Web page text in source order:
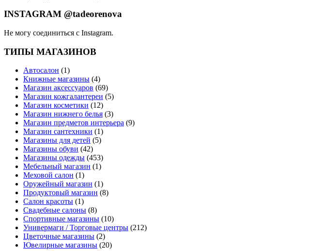
INSTAGRAM @tadeorenova
Не могу соединиться с Instagram.
ТИПЫ МАГАЗИНОВ
Автосалон (1)
Книжные магазины (4)
Магазин аксессуаров (69)
Магазин кожгалантереи (5)
Магазин косметики (12)
Магазин нижнего белья (3)
Магазин предметов интерьера (9)
Магазин сантехники (1)
Магазины для детей (5)
Магазины обуви (42)
Магазины одежды (453)
Мебельный магазин (1)
Меховой салон (1)
Оружейный магазин (1)
Продуктовый магазин (8)
Салон красоты (1)
Свадебные салоны (8)
Спортивные магазины (10)
Универмаги / Торговые центры (212)
Цветочные магазины (2)
Ювелирные магазины (20)